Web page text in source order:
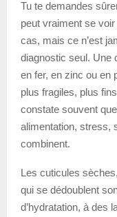
Tu te demandes
peut vraiment se
cas, mais ce n’est
diagnostic seul. Une
en fer, en zinc ou en
plus fragiles, plus
constate souvent
alimentation, stress,
combinent.
Les cuticules
qui se dédoublent
d’hydratation, à des